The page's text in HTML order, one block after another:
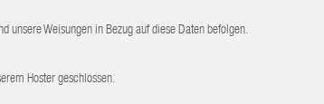
unsere Weisungen in Bezug auf diese Daten befolgen.
Hoster geschlossen.